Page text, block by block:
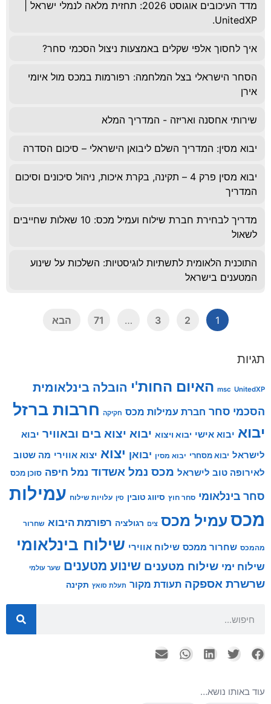
עוד באותו נושא…
מדד העיכובים אוגוסט 2026: תחזית מלאה לנמלי ישראל |
UnitedXP.
איך לחסוך אלפי שקלים באמצעות ניצול הסכמי סחר?
הסחר הישראלי בצל המלחמה: רפורמות במכס מול איומי
אירן
שירותי אחסנה ואריזה - המדריך המלא
יבוא מסין: המדריך השלם ליבואן הישראלי – סיכום הסדרה
יבוא מסין פרק 4 – תקינה, בקרת איכות, ניהול סיכונים וסיכום
המדריך
מדריך לבחירת חברת שילוח ועמיל מכס: 10 שאלות שחייבים
לשאול
התוכנית הלאומית לתשתיות לוגיסטיות: השלכות על שינוע
המטענים בישראל
1
2
3
…
71 הבא
תגיות
msc UnitedXP האיום החות'י הובלה בינלאומית
הסכמי סחר חברת עמילות מכס חקיקה חרבות ברזל
יבוא יבוא אישי יבוא ויצוא יבוא יצוא בים ובאוויר יבוא
לישראל יבוא מסחרי יבוא מסין יבואן יצוא יצוא אווירי מה שטוב
לאירופה טוב לישראל מכס נמל אשדוד נמל חיפה סוכן מכס
סחר בינלאומי סחר חוץ סיווג טובין סין עלויות שילוח עמילות
מכסעמיל מכס צים רגולציה רפורמת היבוא שחרור
מהמכס שחרור ממכס שילוח אווירי שילוח בינלאומי
שילוח ימי שילוח מטענים שינוע מטענים שער עולמי
שרשרת אספקה תעודת מקור תעלת סואץ תקינה